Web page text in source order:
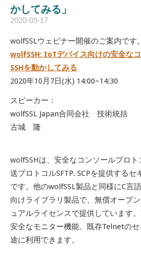
かしてみる」
2020-09-17
wolfSSLウェビナー開催のご案内です。
wolfSSH: IoTデバイス向けの安全な
SSHを動かしてみる
2020年10月7日(水) 14:00~14:30
スピーカー：
wolfSSL Japan合同会社 技術統括
古城 隆
wolfSSHは、安全なコンソールプロト
送プロトコルSFTP. SCPを提供するセ
です。他のwolfSSL製品と同様にC言
向けライブラリ製品で、無償オープ
ュアルライセンスで提供しています
安全なモニター機能、既存Telnetの
途に利用できます。